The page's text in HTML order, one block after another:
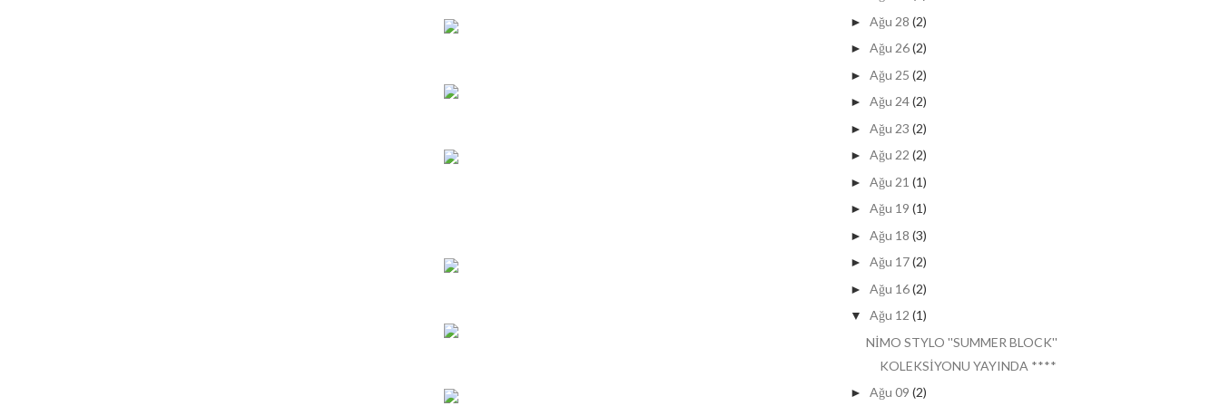
► Ağu 28 (2)
► Ağu 26 (2)
► Ağu 25 (2)
► Ağu 24 (2)
► Ağu 23 (2)
► Ağu 22 (2)
► Ağu 21 (1)
► Ağu 19 (1)
► Ağu 18 (3)
► Ağu 17 (2)
► Ağu 16 (2)
▼ Ağu 12 (1)
NİMO STYLO ''SUMMER BLOCK''
KOLEKSİYONU YAYINDA ****
► Ağu 09 (2)